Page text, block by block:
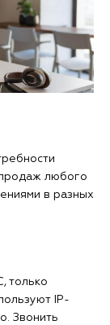
любого
в разных
только
IP-
Звонить